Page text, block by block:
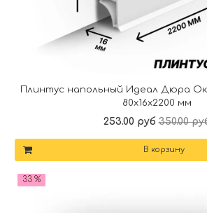
Плинтус напольный Идеал Дюра
80x16x2200 мм
253.00 руб 350.00
В корзину
33 %